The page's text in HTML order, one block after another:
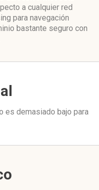
a cualquier red
para navegación
bastante seguro con
es demasiado bajo para